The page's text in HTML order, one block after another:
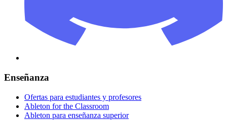
Enseñanza
Ofertas para estudiantes y profesores
Ableton for the Classroom
Ableton para enseñanza superior